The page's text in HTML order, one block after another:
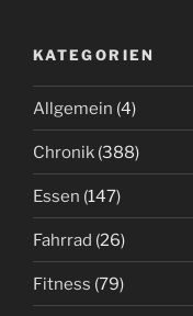
KATEGORIEN
Allgemein (4)
Chronik (388)
Essen (147)
Fahrrad (26)
Fitness (79)